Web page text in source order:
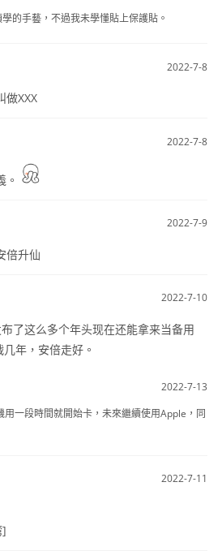
的手藝，不過我未學懂貼上保護貼。
2022-7-8
做XXX
2022-7-8
。
2022-7-9
倍升仙
2022-7-10
了这么多个年头现在还能拿来当备用
年，安倍走好。
2022-7-13
用一段時間就開始卡，未來繼續使用Apple，同
2022-7-11
]